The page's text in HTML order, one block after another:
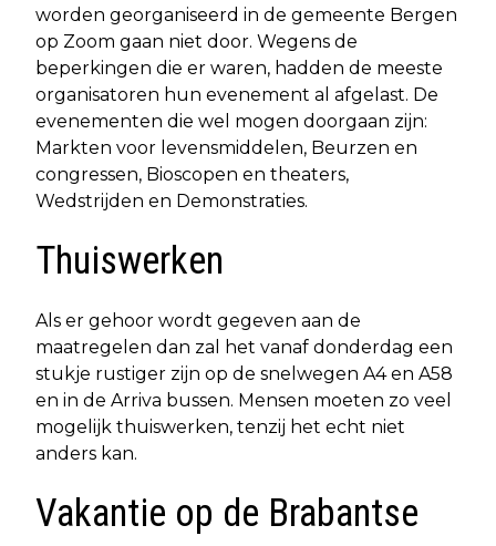
worden georganiseerd in de gemeente Bergen
op Zoom gaan niet door. Wegens de
beperkingen die er waren, hadden de meeste
organisatoren hun evenement al afgelast. De
evenementen die wel mogen doorgaan zijn:
Markten voor levensmiddelen, Beurzen en
congressen, Bioscopen en theaters,
Wedstrijden en Demonstraties.
Thuiswerken
Als er gehoor wordt gegeven aan de
maatregelen dan zal het vanaf donderdag een
stukje rustiger zijn op de snelwegen A4 en A58
en in de Arriva bussen. Mensen moeten zo veel
mogelijk thuiswerken, tenzij het echt niet
anders kan.
Vakantie op de Brabantse